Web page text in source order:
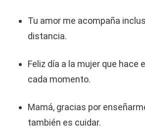
Tu amor me acompaña
distancia.
Feliz día a la mujer que hace
cada momento.
Mamá, gracias por
también es cuidar.